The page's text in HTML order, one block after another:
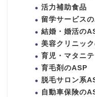
活力補助食品
留学サービス
結婚・婚活の
美容クリニッ
育児・マタニ
育毛剤のASP
脱毛サロン系
自動車保険の